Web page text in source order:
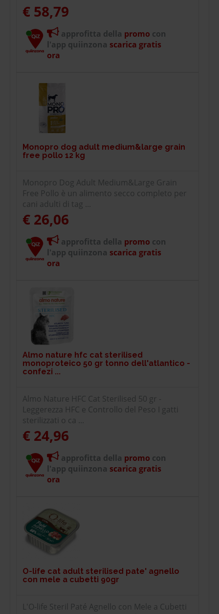
€ 58,79
approfitta della promo con
l'app quiinzona scarica gratis
ora
Monopro dog adult medium&large grain
free pollo 12 kg
Monopro Dog Adult Medium&Large Grain
Free Pollo è un alimento secco completo per
cani adulti di tag ...
€ 26,06
approfitta della promo con
l'app quiinzona scarica gratis
ora
Almo nature hfc cat sterilised
monoproteico 50 gr tonno dell'atlantico -
confezi ...
Almo Nature HFC Cat Sterilised 50 gr -
Leggerezza HFC e Controllo del Peso I gatti
sterilizzati o ca ...
€ 24,96
approfitta della promo con
l'app quiinzona scarica gratis
ora
O-life cat adult sterilised pate' agnello
con mele a cubetti 90gr
L'O-life Steril Paté Agnello con Mele a Cubetti